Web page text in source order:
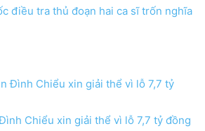
điều tra thủ đoạn hai ca sĩ trốn nghĩa
Chiểu xin giải thể vì lỗ 7,7 tỷ đồng